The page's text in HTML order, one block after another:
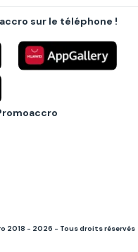
sur le téléphone !
2018 - 2026 - Tous droits réservés